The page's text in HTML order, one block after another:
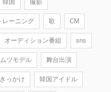
韓国 撮影
レーニング 歌 CM
オーディション番組 sns
ツモデル 舞台出演
きっかけ 韓国アイドル